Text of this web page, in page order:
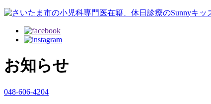
お知らせ
048-606-4204